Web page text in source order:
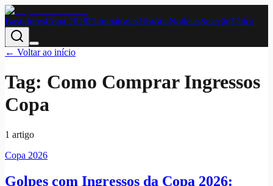
BastidoresCopa 2026EliminatóriasHistóriaNotíciasSeleçãoTática
← Voltar ao início
Tag: Como Comprar Ingressos
Copa
1 artigo
Copa 2026
Golpes com Ingressos da Copa 2026: